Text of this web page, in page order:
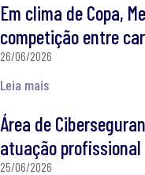
Em clima de Copa,
competição entre
26/06/2026
Leia mais
Área de
atuação
25/06/2026